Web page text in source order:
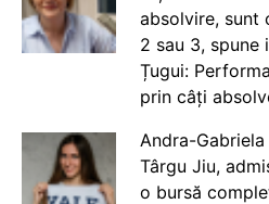
absolvire, sunt
2 sau 3, spune
Țugui:
prin câți
Andra-
Târgu Jiu,
o bursă